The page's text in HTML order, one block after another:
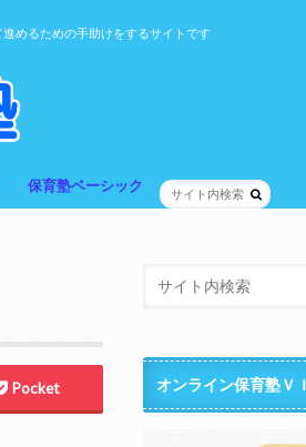
めるための手助けをするサイトです
保育塾ベーシック
Pocket オンライン保育塾Ｖ